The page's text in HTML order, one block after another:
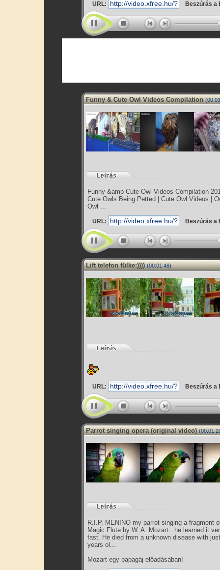
URL: Beszúrás a
Funny & Cute Owl Videos Compilation
Funny &amp Cute Owl Videos Compilation
Cute Owls Being Petted | Cute Owl Videos |
Owl ...
URL: Beszúrás a
Lift telefon fülke:)))) (00:01:48)
URL: Beszúrás a
Parrot singing opera (original video)
R.I.P. MENINO my parrot singing a fragment
Magic Flute by W. A. Mozart...he learned it
fast. He died from a unknown disease with
years ol...
Mozart egy papagáj előadásában!